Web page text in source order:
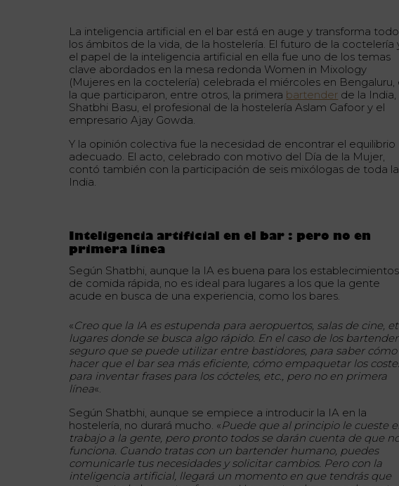
La inteligencia artificial en el bar está en auge y transforma
los ámbitos de la vida, de la hostelería. El futuro de la coctelería
el papel de la inteligencia artificial en ella fue uno de los temas
clave abordados en la mesa redonda Women in Mixology
(Mujeres en la coctelería) celebrada el miércoles en Bengaluru,
la que participaron, entre otros, la primera bartender de la India,
Shatbhi Basu, el profesional de la hostelería Aslam Gafoor y el
empresario Ajay Gowda.
Y la opinión colectiva fue la necesidad de encontrar el equilibrio
adecuado. El acto, celebrado con motivo del Día de la Mujer,
contó también con la participación de seis mixólogas de toda la
India.
Inteligencia artificial en el bar : pero no en
primera línea
Según Shatbhi, aunque la IA es buena para los establecimientos
de comida rápida, no es ideal para lugares a los que la gente
acude en busca de una experiencia, como los bares.
«Creo que la IA es estupenda para aeropuertos, salas de cine,
lugares donde se busca algo rápido. En el caso de los
seguro que se puede utilizar entre bastidores, para saber cómo
hacer que el bar sea más eficiente, cómo empaquetar los
para inventar frases para los cócteles, etc., pero no en primera
línea«.
Según Shatbhi, aunque se empiece a introducir la IA en la
hostelería, no durará mucho. «Puede que al principio le cueste
trabajo a la gente, pero pronto todos se darán cuenta de que
funciona. Cuando tratas con un bartender humano, puedes
comunicarle tus necesidades y solicitar cambios. Pero con la
inteligencia artificial, llegará un momento en que tendrás que